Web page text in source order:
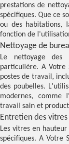
prestations de
spécifiques. Que ce
ou des habitations,
fonction de
Nettoyage de
Le nettoyage des
particulière. A Votre
postes de travail,
des poubelles.
modernes, comme
travail sain et
Entretien des vitres
Les vitres en
spécifiques. A Votre